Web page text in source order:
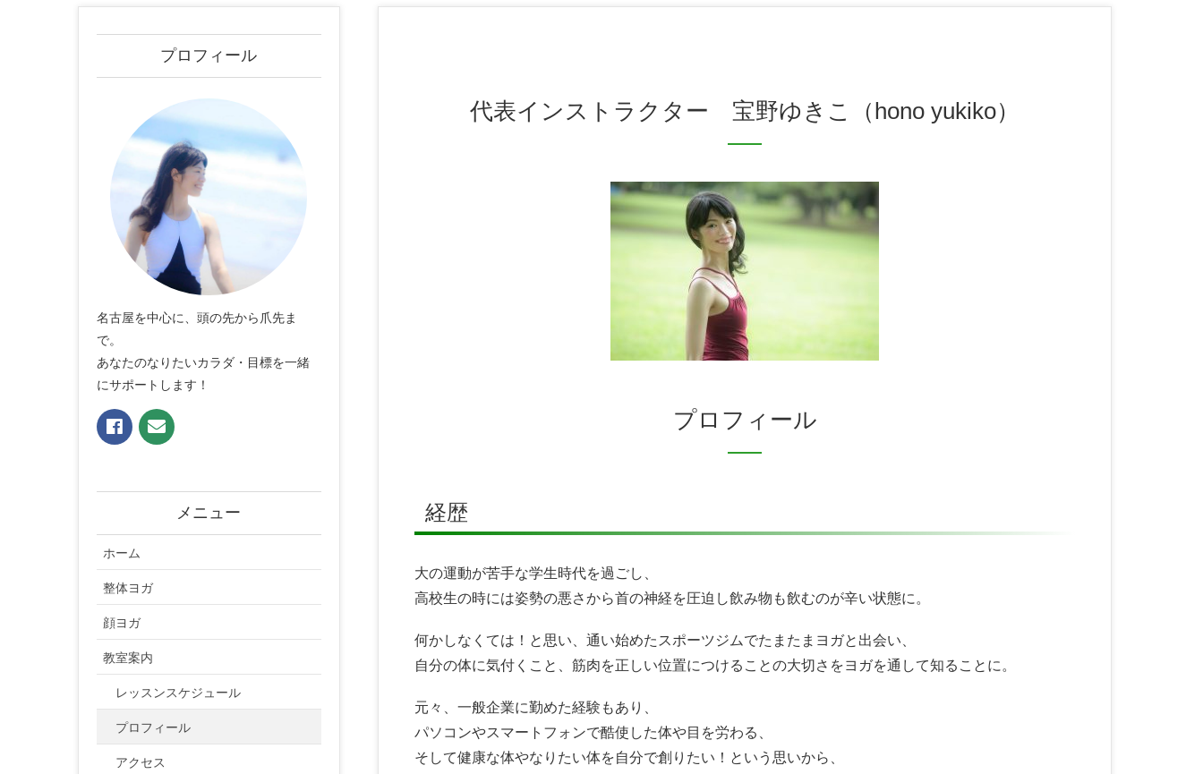
代表インストラクター 宝野ゆきこ（hono yukiko）
プロフィール
経歴
大の運動が苦手な学生時代を過ごし、
高校生の時には姿勢の悪さから首の神経を圧迫し飲み物も飲むのが辛い状態に。
何かしなくては！と思い、通い始めたスポーツジムでたまたまヨガと出会い、
自分の体に気付くこと、筋肉を正しい位置につけることの大切さをヨガを通して知ることに。
元々、一般企業に勤めた経験もあり、
パソコンやスマートフォンで酷使した体や目を労わる、
そして健康な体やなりたい体を自分で創りたい！という思いから、
プロフィール
名古屋を中心に、頭の先から爪先ま
で。
あなたのなりたいカラダ・目標を一緒
にサポートします！
メニュー
ホーム
整体ヨガ
顔ヨガ
教室案内
レッスンスケジュール
プロフィール
アクセス